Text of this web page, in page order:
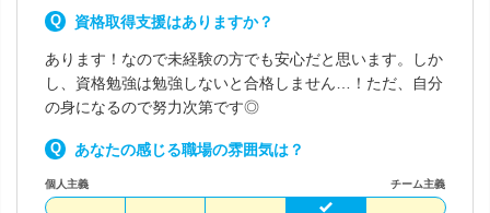
資格取得支援はありますか？
あります！なので未経験の方でも安心だと思います。しか
し、資格勉強は勉強しないと合格しません…！ただ、自分
の身になるので努力次第です◎
あなたの感じる職場の雰囲気は？
個人主義 チーム主義